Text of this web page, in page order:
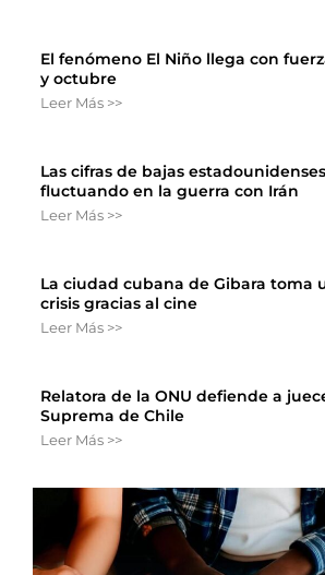
El fenómeno El Niño llega con
y octubre
Leer Más >>
Las cifras de bajas
fluctuando en la guerra con Irán
Leer Más >>
La ciudad cubana de Gibara toma
crisis gracias al cine
Leer Más >>
Relatora de la ONU defiende a
Suprema de Chile
Leer Más >>